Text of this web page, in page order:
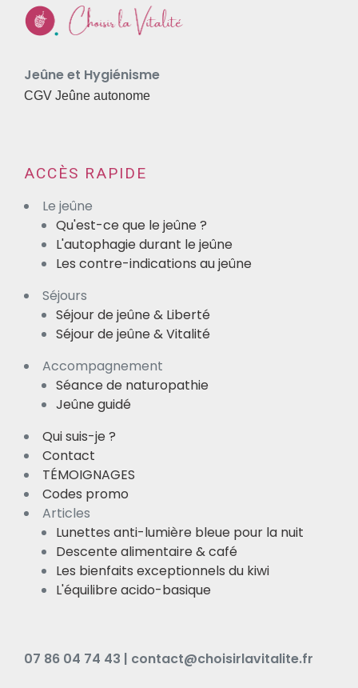
Jeûne et Hygiénisme
CGV Jeûne autonome
ACCÈS RAPIDE
Le jeûne
Qu'est-ce que le jeûne ?
L'autophagie durant le jeûne
Les contre-indications au jeûne
Séjours
Séjour de jeûne & Liberté
Séjour de jeûne & Vitalité
Accompagnement
Séance de naturopathie
Jeûne guidé
Qui suis-je ?
Contact
TÉMOIGNAGES
Codes promo
Articles
Lunettes anti-lumière bleue pour la nuit
Descente alimentaire & café
Les bienfaits exceptionnels du kiwi
L'équilibre acido-basique
07 86 04 74 43 | contact@choisirlavitalite.fr